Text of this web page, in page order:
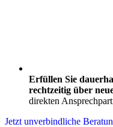
Erfüllen Sie
rechtzeitig über
direkten
Jetzt unverbindliche